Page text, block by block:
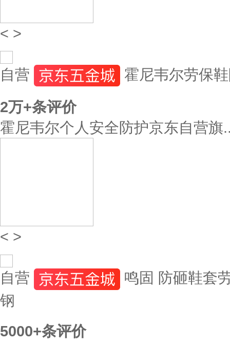
< >
自营
霍尼韦尔劳保
2万+条评价
霍尼韦尔个人安全防护京东自营旗
< >
自营
鸣固 防砸鞋套
钢
5000+条评价